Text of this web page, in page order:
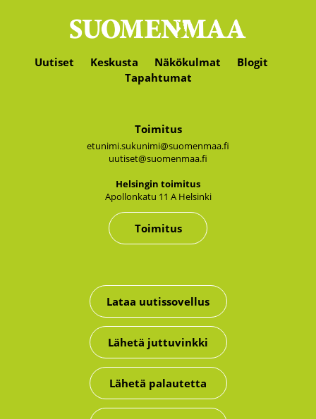
Uutiset Keskusta Näkökulmat
Blogit
Tapahtumat
Toimitus
etunimi.sukunimi@suomenmaa.fi
uutiset@suomenmaa.fi
Hel­sin­gin toi­mi­tus
Apol­lon­ka­tu 11 A Hel­sin­ki
Toimitus
Lataa uutissovellus
Lähetä juttuvinkki
Lähetä palautetta